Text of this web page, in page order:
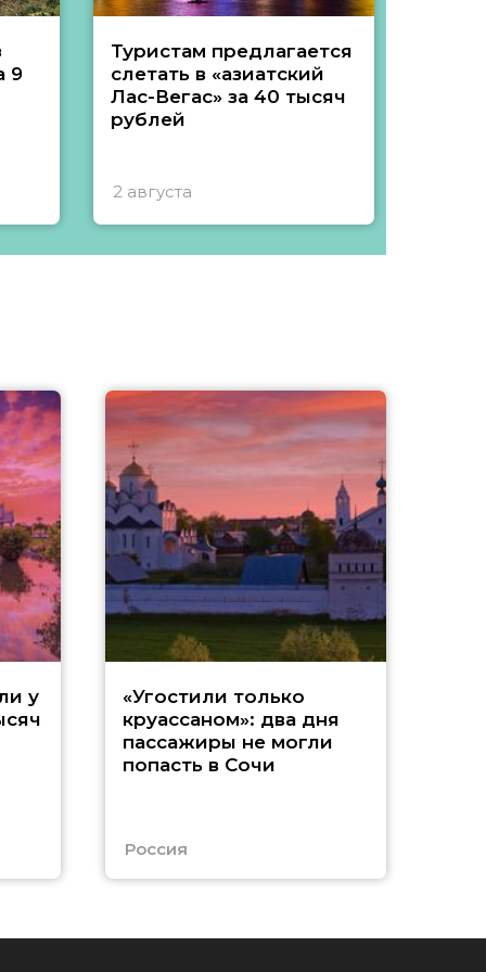
9
Туристам предлагается
слетать в «азиатский
Лас-Вегас» за 40 тысяч
рублей
2 августа
у
«Угостили только
круассаном»: два дня
пассажиры не могли
попасть в Сочи
Россия